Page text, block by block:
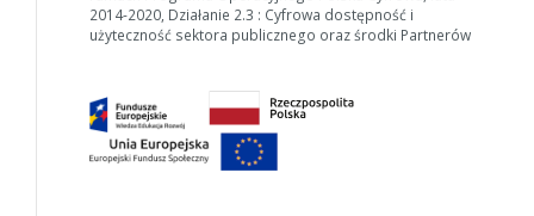
W zależności od ilości danych do przetworzenia generowanie pliku
2014-2020, Działanie 2.3 : Cyfrowa dostępność i
użyteczność sektora publicznego oraz środki Partnerów